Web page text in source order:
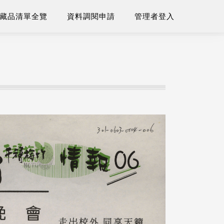
品清單全覽 資料調閱申請 管理者登入